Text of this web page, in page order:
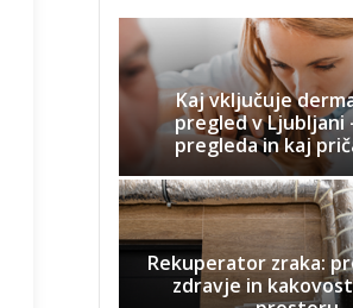
Kaj vključuje
pregled v Ljubljani
pregleda in kaj
Rekuperator zraka:
zdravje in